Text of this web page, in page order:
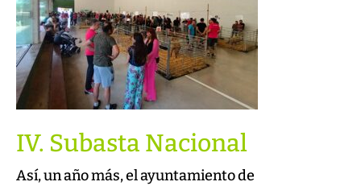
IV. Subasta Nacional
Así, un año más, el ayuntamiento de